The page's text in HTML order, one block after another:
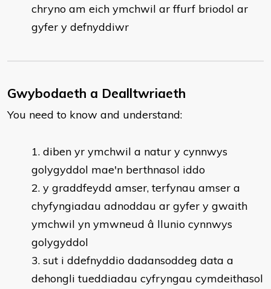
chryno am eich ymchwil ar ffurf briodol ar
gyfer y defnyddiwr
Gwybodaeth a Dealltwriaeth
You need to know and understand:
diben yr ymchwil a natur y cynnwys
golygyddol mae'n berthnasol iddo
y graddfeydd amser, terfynau amser a
chyfyngiadau adnoddau ar gyfer y gwaith
ymchwil yn ymwneud â llunio cynnwys
golygyddol
sut i ddefnyddio dadansoddeg data a
dehongli tueddiadau cyfryngau cymdeithasol